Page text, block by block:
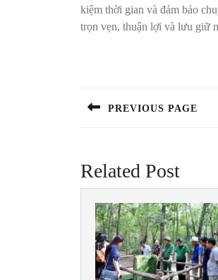
kiệm thời gian và đảm bảo
trọn vẹn, thuận lợi và lưu giữ
bài
PREVIOUS PAGE
Related Post